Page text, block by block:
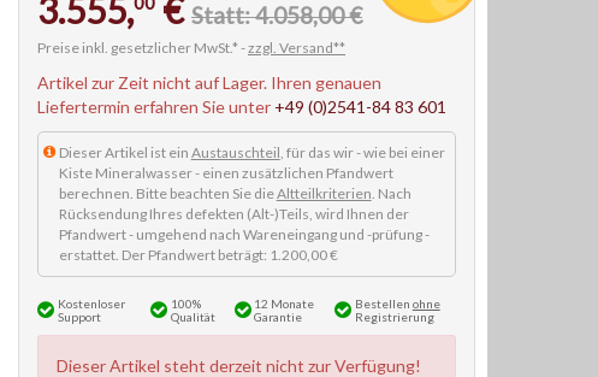
3.555, € Statt: 4.058,00 €
Preise inkl. gesetzlicher MwSt.* -zzgl. Versand**
Artikel zur Zeit nicht auf Lager. Ihren genauen
Liefertermin erfahren Sie unter +49 (0)2541-84 83 601
Dieser Artikel ist ein Austauschteil, für das wir - wie bei einer
Kiste Mineralwasser - einen zusätzlichen Pfandwert
berechnen. Bitte beachten Sie dieAltteilkriterien. Nach
Rücksendung Ihres defekten (Alt-)Teils, wird Ihnen der
Pfandwert - umgehend nach Wareneingang und -prüfung -
erstattet. Der Pfandwert beträgt: 1.200,00 €
Kostenloser
Support
100%
Qualität
12 Monate
Garantie
Bestellen ohne
Registrierung
Dieser Artikel steht derzeit nicht zur Verfügung!